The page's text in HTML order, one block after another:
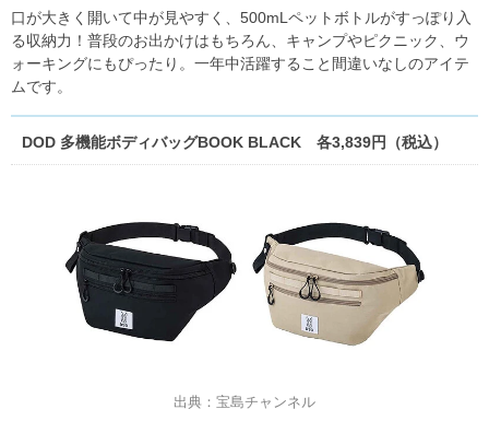
口が大きく開いて中が見やすく、500mLペットボトルがすっぽり入
る収納力！普段のお出かけはもちろん、キャンプやピクニック、ウ
ォーキングにもぴったり。一年中活躍すること間違いなしのアイテ
ムです。
DOD 多機能ボディバッグBOOK BLACK 各3,839円（税込）
出典：宝島チャンネル